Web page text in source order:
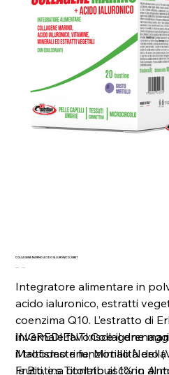
COLLAGENE MARINO ACIDO IALURONICO 20BST
Prezzo
Prezzo
Integratore alimentare in
acido ialuronico, estratti
coenzima Q10. L’estratto di
invernale favorisce il
il trofismo e funzionalità
la Biotina contribuiscono al
INGREDIENTI:Collagene
Maltodestrine, Mirtillo Nero
Frutti, e.s Titolato al 1% in